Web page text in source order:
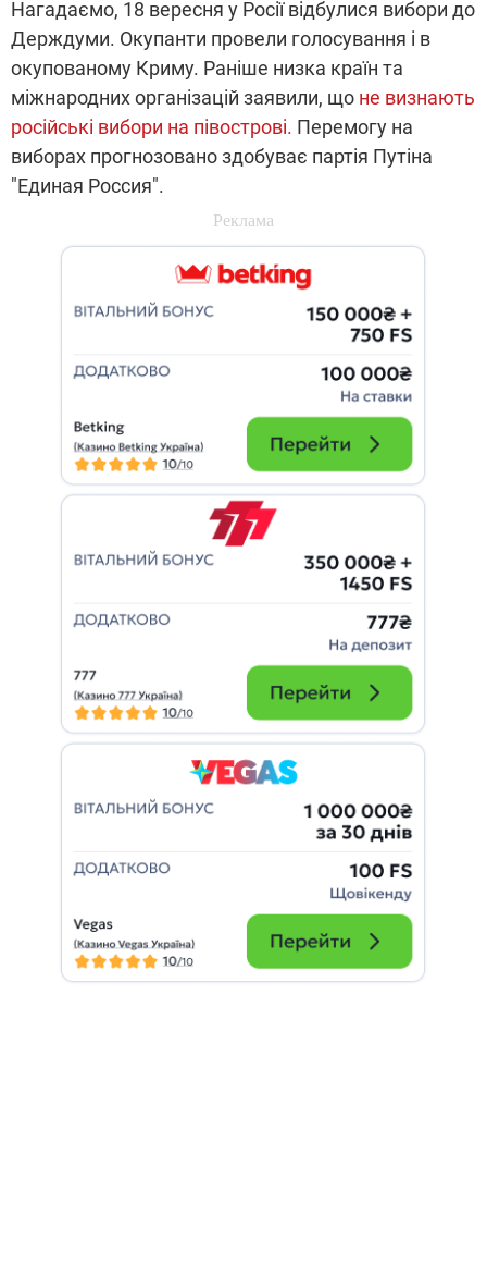
Нагадаємо, 18 вересня у Росії відбулися вибори до
Держдуми. Окупанти провели голосування і в
окупованому Криму. Раніше низка країн та
міжнародних організацій заявили, що не визнають
російські вибори на півострові. Перемогу на
виборах прогнозовано здобуває партія Путіна
"Единая Россия".